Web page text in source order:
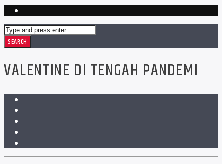
VALENTINE DI TENGAH PANDEMI